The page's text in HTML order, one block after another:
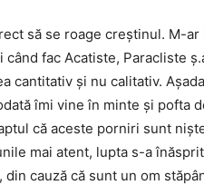
să se roage creştinul. M-ar
fac Acatiste, Paracliste
cantitativ şi nu calitativ.
îmi vine în minte şi pofta
că aceste porniri sunt
mai atent, lupta s-a
cauză că sunt un om